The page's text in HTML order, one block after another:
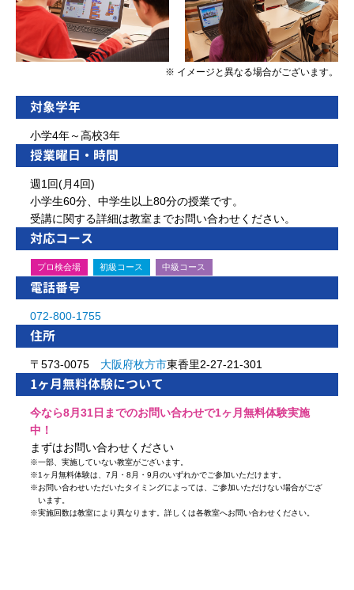
※ イメージと異なる場合がございます。
対象学年
小学4年～高校3年
授業曜日・時間
週1回(月4回)
小学生60分、中学生以上80分の授業です。
受講に関する詳細は教室までお問い合わせください。
対応コース
プロ検会場 初級コース 中級コース
電話番号
072-800-1755
住所
〒573-0075 大阪府枚方市東香里2-27-21-301
1ヶ月無料体験について
今なら8月31日までのお問い合わせで1ヶ月無料体験実施
中！
まずはお問い合わせください
※一部、実施していない教室がございます。
※1ヶ月無料体験は、7月・8月・9月のいずれかでご参加いただけます。
※お問い合わせいただいたタイミングによっては、ご参加いただけない場合がござ
います。
※実施回数は教室により異なります。詳しくは各教室へお問い合わせください。